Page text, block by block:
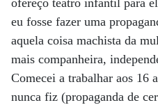
ofereço teatro infantil para
eu fosse fazer uma
aquela coisa machista da
mais companheira,
Comecei a trabalhar aos 16
nunca fiz (propaganda de